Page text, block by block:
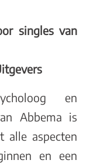
singles van
en
Abbema is
alle aspecten
en een